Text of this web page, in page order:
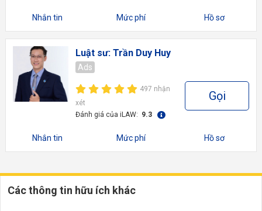
Nhắn tin Mức phí Hồ sơ
Luật sư: Trần Duy Huy
Ads
497 nhận
xét
Đánh giá của iLAW: 9.3
Gọi
Nhắn tin Mức phí Hồ sơ
Các thông tin hữu ích khác